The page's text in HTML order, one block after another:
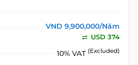
VND 9,900,000/Năm
USD 374
10% VAT (Excluded)